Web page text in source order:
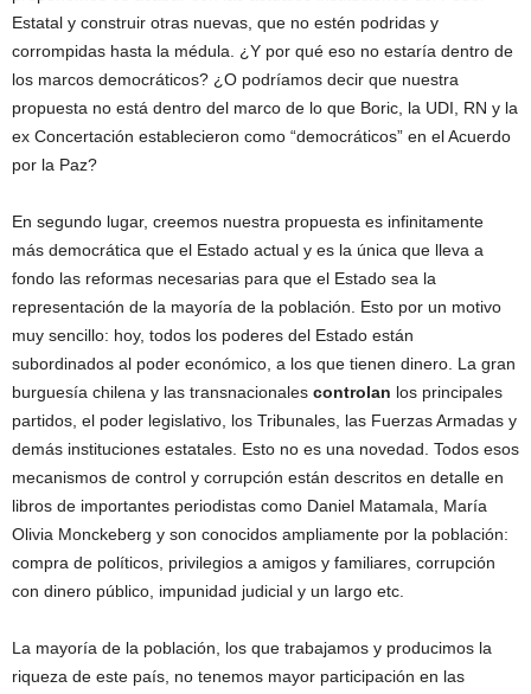
Estatal y construir otras nuevas, que no estén podridas y
corrompidas hasta la médula. ¿Y por qué eso no estaría dentro de
los marcos democráticos? ¿O podríamos decir que nuestra
propuesta no está dentro del marco de lo que Boric, la UDI, RN y la
ex Concertación establecieron como “democráticos” en el Acuerdo
por la Paz?
En segundo lugar, creemos nuestra propuesta es infinitamente
más democrática que el Estado actual y es la única que lleva a
fondo las reformas necesarias para que el Estado sea la
representación de la mayoría de la población. Esto por un motivo
muy sencillo: hoy, todos los poderes del Estado están
subordinados al poder económico, a los que tienen dinero. La gran
burguesía chilena y las transnacionales controlan los principales
partidos, el poder legislativo, los Tribunales, las Fuerzas Armadas y
demás instituciones estatales. Esto no es una novedad. Todos esos
mecanismos de control y corrupción están descritos en detalle en
libros de importantes periodistas como Daniel Matamala, María
Olivia Monckeberg y son conocidos ampliamente por la población:
compra de políticos, privilegios a amigos y familiares, corrupción
con dinero público, impunidad judicial y un largo etc.
La mayoría de la población, los que trabajamos y producimos la
riqueza de este país, no tenemos mayor participación en las